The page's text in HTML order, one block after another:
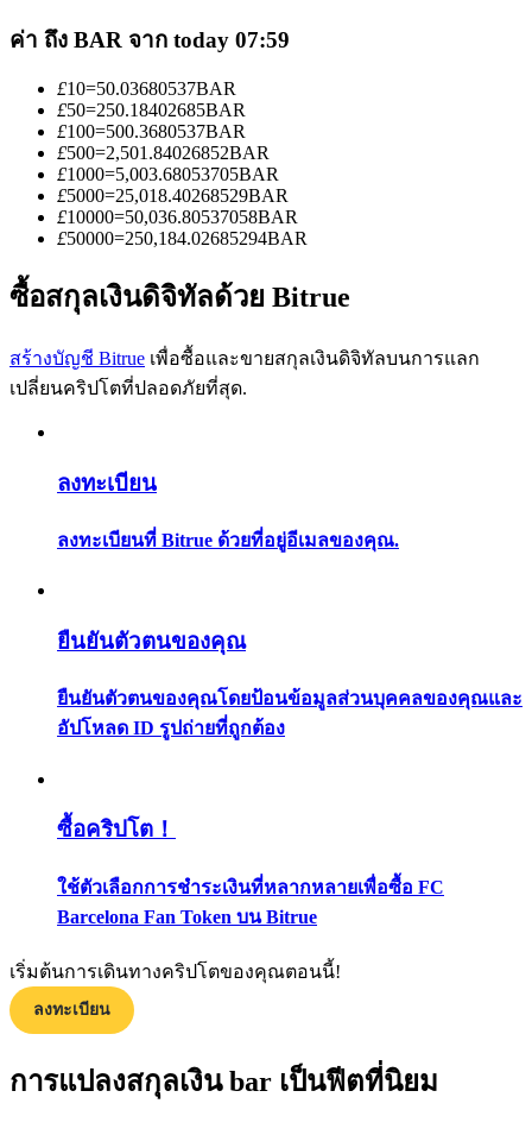
ข้อมูล
การวิเคราะห์ข้อมูลขนาดใหญ่ รวมถึงข้อมูลการค้า ฯลฯ
คู่มือเริ่มต้นฟิวเจอร์ส
กลยุทธ์การซื้อขาย
ค่า ถึง BAR จาก today 07:59
£10=50.03680537BAR
£50=250.18402685BAR
£100=500.3680537BAR
£500=2,501.84026852BAR
£1000=5,003.68053705BAR
£5000=25,018.40268529BAR
£10000=50,036.80537058BAR
£50000=250,184.02685294BAR
ซื้อสกุลเงินดิจิทัลด้วย Bitrue
สร้างบัญชี Bitrue เพื่อซื้อและขายสกุลเงินดิจิทัลบนการแลก
เปลี่ยนคริปโตที่ปลอดภัยที่สุด.
ลงทะเบียน
ลงทะเบียนที่ Bitrue ด้วยที่อยู่อีเมลของคุณ.
ยืนยันตัวตนของคุณ
ยืนยันตัวตนของคุณโดยป้อนข้อมูลส่วนบุคคลของคุณและ
อัปโหลด ID รูปถ่ายที่ถูกต้อง
ซื้อคริปโต！
ใช้ตัวเลือกการชำระเงินที่หลากหลายเพื่อซื้อ FC
Barcelona Fan Token บน Bitrue
เริ่มต้นการเดินทางคริปโตของคุณตอนนี้!
ลงทะเบียน
การแปลงสกุลเงิน bar เป็นฟีตที่นิยม